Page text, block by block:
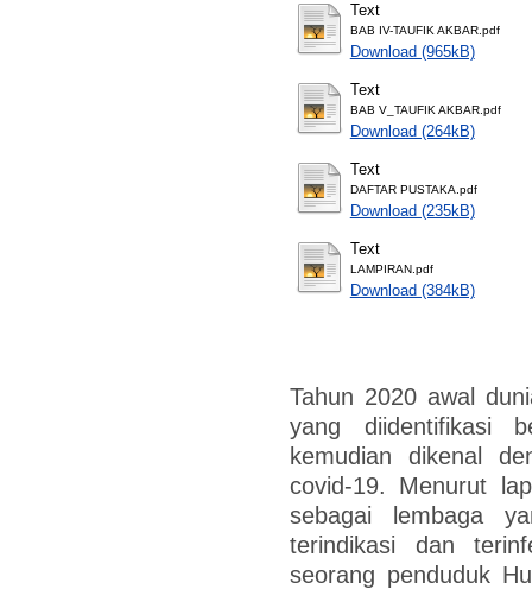
Text
BAB IV-TAUFIK AKBAR.pdf
Download (965kB)
Text
BAB V_TAUFIK AKBAR.pdf
Download (264kB)
Text
DAFTAR PUSTAKA.pdf
Download (235kB)
Text
LAMPIRAN.pdf
Download (384kB)
Tahun 2020 awal
yang diidentifikasi
kemudian dikenal
covid-19. Menurut
sebagai lembaga
terindikasi dan
seorang penduduk